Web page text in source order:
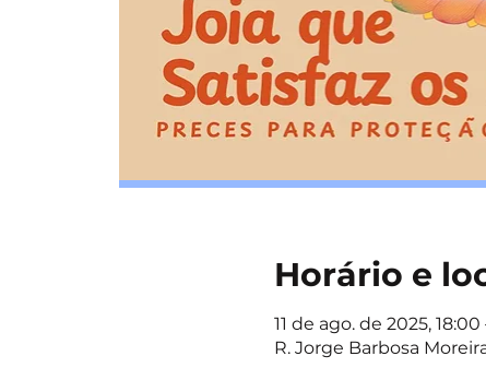
Horário e
11 de ago. de 2025, 18:00
R. Jorge Barbosa